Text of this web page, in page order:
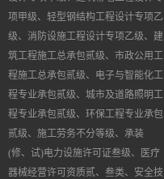
项甲级、轻型钢结构工程设计专项乙
级、消防设施工程设计专项乙级、建
筑工程施工总承包贰级、市政公用工
程施工总承包贰级、电子与智能化工
程专业承包贰级、城市及道路照明工
程专业承包贰级、环保工程专业承包
贰级、施工劳务不分等级、承装
(修、试)电力设施许可证叁级、医疗
器械经营许可资质贰、叁类、安全技